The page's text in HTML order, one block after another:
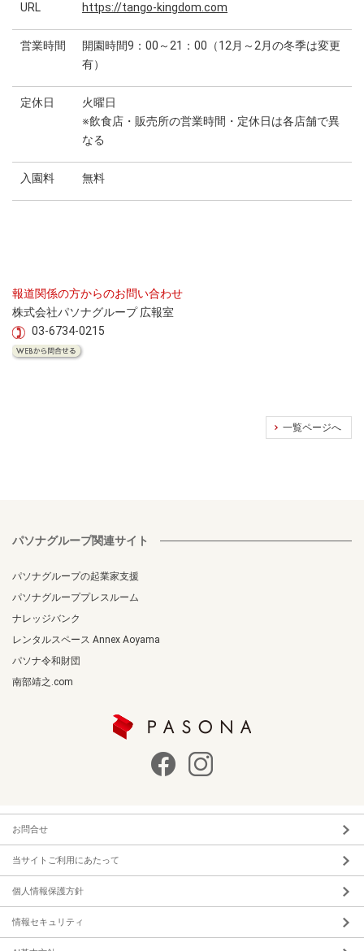
URL https://tango-kingdom.com
営業時間
開園時間9：00～21：00（12月～2月の冬季は変更
有）
定休日
火曜日
※飲食店・販売所の営業時間・定休日は各店舗で異
なる
入園料 無料
報道関係の方からのお問い合わせ
株式会社パソナグループ 広報室
03-6734-0215
一覧ページへ
パソナグループ関連サイト
パソナグループの起業家支援
パソナグループプレスルーム
ナレッジバンク
レンタルスペース Annex Aoyama
パソナ令和財団
南部靖之.com
お問合せ
当サイトご利用にあたって
個人情報保護方針
情報セキュリティ